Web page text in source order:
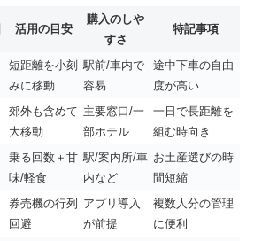
活用の目安
購入のしや
すさ
特記事項
短距離を小刻
みに移動
駅前/車内で
容易
途中下車の自由
度が高い
郊外も含めて
大移動
主要窓口/一
部ホテル
一日で長距離を
組む時向き
乗る回数＋甘
味/軽食
駅/案内所/車
内など
お土産選びの時
間短縮
券売機の行列
回避
アプリ導入
が前提
複数人分の管理
に便利